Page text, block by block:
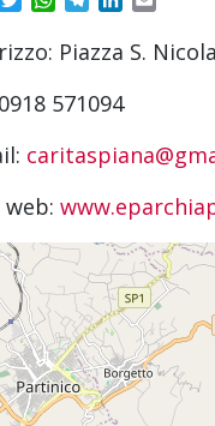
Piazza S.
571094